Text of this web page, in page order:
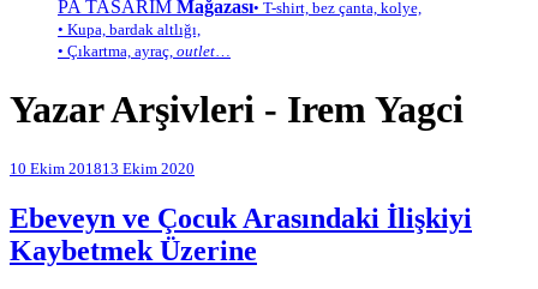
PA TASARIM Mağazası• T-shirt, bez çanta, kolye,
• Kupa, bardak altlığı,
• Çıkartma, ayraç, outlet…
Yazar Arşivleri - Irem Yagci
10 Ekim 201813 Ekim 2020
Ebeveyn ve Çocuk Arasındaki İlişkiyi
Kaybetmek Üzerine